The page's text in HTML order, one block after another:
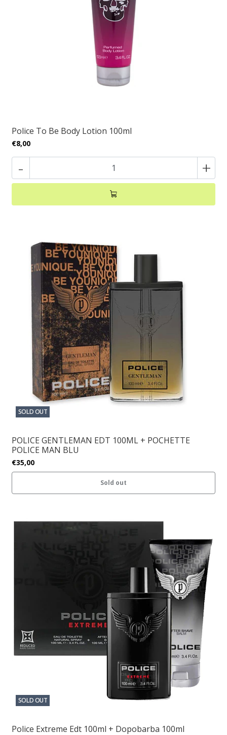
Police To Be Body Lotion 100ml
€8,00
- +
SOLD OUT
POLICE GENTLEMAN EDT 100ML + POCHETTE
POLICE MAN BLU
€35,00
Sold out
SOLD OUT
Police Extreme Edt 100ml + Dopobarba 100ml